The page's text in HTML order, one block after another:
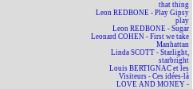
that thing
Leon REDBONE - Play Gipsy
play
Leon REDBONE - Sugar
Leonard COHEN - First we take
Manhattan
Linda SCOTT - Starlight,
starbright
Louis BERTIGNAC et les
Visiteurs - Ces idées-là
LOVE AND MONEY -